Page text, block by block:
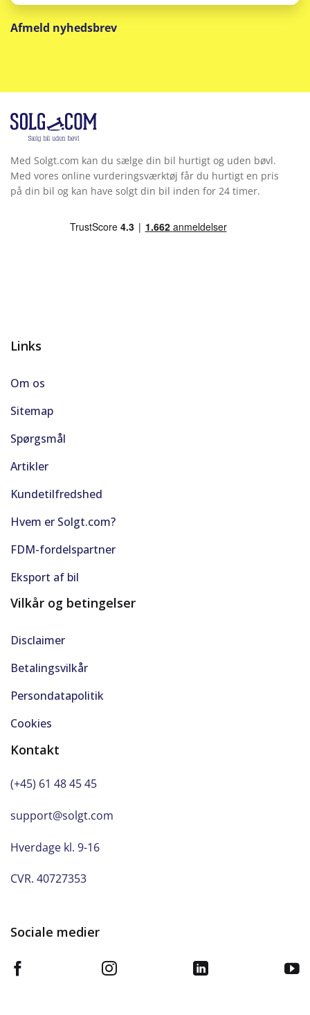
Afmeld nyhedsbrev
Med Solgt.com kan du sælge din bil hurtigt og uden bøvl.
Med vores online vurderingsværktøj får du hurtigt en pris
på din bil og kan have solgt din bil inden for 24 timer.
Links
Om os
Sitemap
Spørgsmål
Artikler
Kundetilfredshed
Hvem er Solgt.com?
FDM-fordelspartner
Eksport af bil
Vilkår og betingelser
Disclaimer
Betalingsvilkår
Persondatapolitik
Cookies
Kontakt
(+45) 61 48 45 45
support@solgt.com
Hverdage kl. 9-16
CVR. 40727353
Sociale medier